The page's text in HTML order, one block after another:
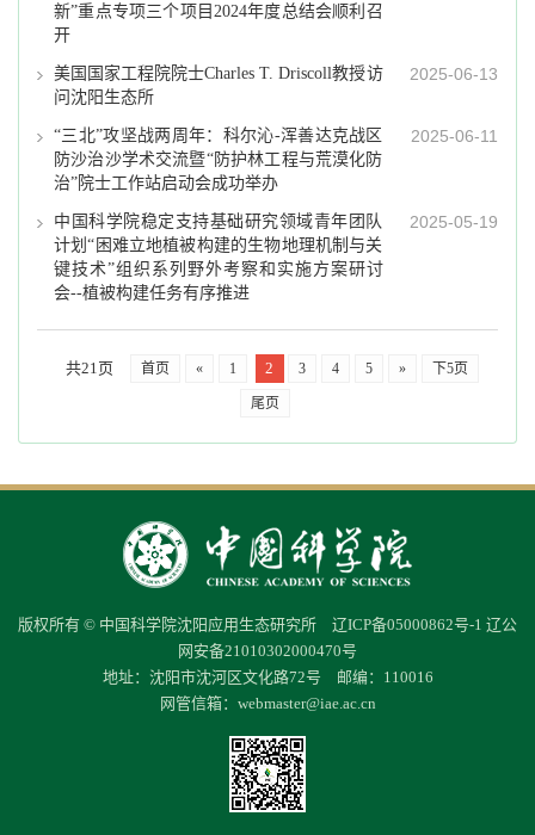
新”重点专项三个项目2024年度总结会顺利召
开
2025-06-13
美国国家工程院院士Charles T. Driscoll教授访
问沈阳生态所
2025-06-11
“三北”攻坚战两周年：科尔沁-浑善达克战区
防沙治沙学术交流暨“防护林工程与荒漠化防
治”院士工作站启动会成功举办
2025-05-19
中国科学院稳定支持基础研究领域青年团队
计划“困难立地植被构建的生物地理机制与关
键技术”组织系列野外考察和实施方案研讨
会--植被构建任务有序推进
共21页 首页 « 1 2 3 4 5 » 下5页
尾页
版权所有 © 中国科学院沈阳应用生态研究所 辽ICP备05000862号-1 辽公
网安备21010302000470号
地址：沈阳市沈河区文化路72号 邮编：110016
网管信箱： webmaster@iae.ac.cn